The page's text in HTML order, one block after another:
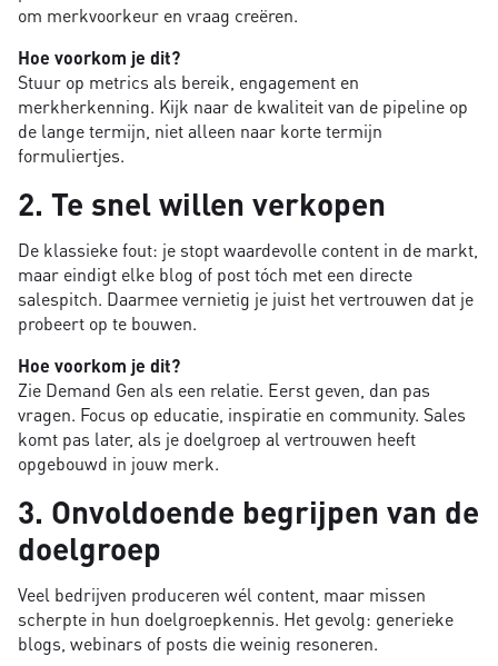
om merkvoorkeur en vraag creëren.
Hoe voorkom je dit?
Stuur op metrics als bereik, engagement en
merkherkenning. Kijk naar de kwaliteit van de pipeline op
de lange termijn, niet alleen naar korte termijn
formuliertjes.
2. Te snel willen verkopen
De klassieke fout: je stopt waardevolle content in de markt,
maar eindigt elke blog of post tóch met een directe
salespitch. Daarmee vernietig je juist het vertrouwen dat je
probeert op te bouwen.
Hoe voorkom je dit?
Zie Demand Gen als een relatie. Eerst geven, dan pas
vragen. Focus op educatie, inspiratie en community. Sales
komt pas later, als je doelgroep al vertrouwen heeft
opgebouwd in jouw merk.
3. Onvoldoende begrijpen van de
doelgroep
Veel bedrijven produceren wél content, maar missen
scherpte in hun doelgroepkennis. Het gevolg: generieke
blogs, webinars of posts die weinig resoneren.